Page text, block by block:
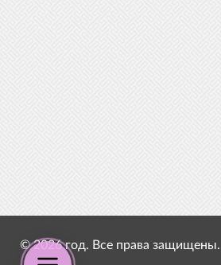
© 2026 год. Все права защищены.